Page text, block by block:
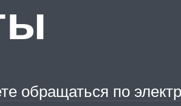
обращаться по